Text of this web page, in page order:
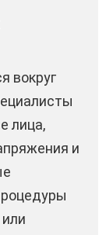
вокруг
лица,
и